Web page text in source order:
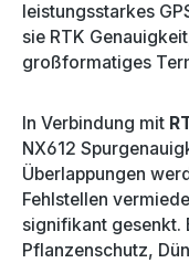
leistungsstarkes
sie RTK
großformatiges
In Verbindung mit
NX612
Überlappungen
Fehlstellen
signifikant gesenkt.
Pflanzenschutz,